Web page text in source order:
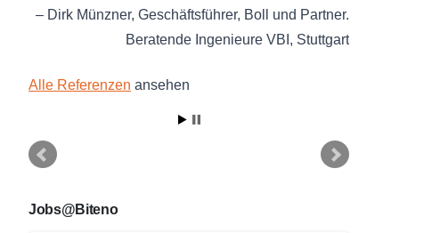
Dirk Münzner Geschäftsführer Boll und Partner.
Beratende Ingenieure VBI
Stuttgart
Alle Referenzen ansehen
Jobs@Biteno